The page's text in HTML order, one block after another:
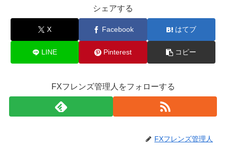
シェアする
X Facebook はてブ
LINE Pinterest コピー
FXフレンズ管理人をフォローする
FXフレンズ管理人